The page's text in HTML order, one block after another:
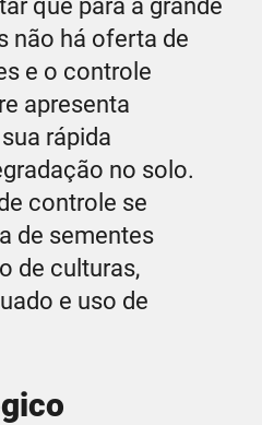
que para a grande
não há oferta de
e o controle
apresenta
rápida
no solo.
controle se
de sementes
de culturas,
e uso de